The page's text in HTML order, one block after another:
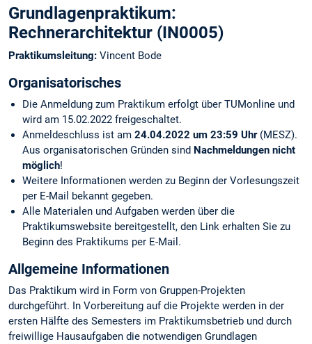
Grundlagenpraktikum:
Rechnerarchitektur (IN0005)
Praktikumsleitung: Vincent Bode
Organisatorisches
Die Anmeldung zum Praktikum erfolgt über TUMonline und
wird am 15.02.2022 freigeschaltet.
Anmeldeschluss ist am 24.04.2022 um 23:59 Uhr(MESZ).
Aus organisatorischen Gründen sind Nachmeldungen nicht
möglich!
Weitere Informationen werden zu Beginn der Vorlesungszeit
per E-Mail bekannt gegeben.
Alle Materialen und Aufgaben werden über die
Praktikumswebsite bereitgestellt, den Link erhalten Sie zu
Beginn des Praktikums per E-Mail.
Allgemeine Informationen
Das Praktikum wird in Form von Gruppen-Projekten
durchgeführt. In Vorbereitung auf die Projekte werden in der
ersten Hälfte des Semesters im Praktikumsbetrieb und durch
freiwillige Hausaufgaben die notwendigen Grundlagen